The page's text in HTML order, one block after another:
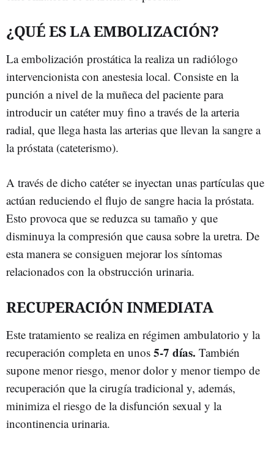
¿QUÉ ES LA EMBOLIZACIÓN?
La embolización prostática la realiza un radiólogo
intervencionista con anestesia local. Consiste en la
punción a nivel de la muñeca del paciente para
introducir un catéter muy fino a través de la arteria
radial, que llega hasta las arterias que llevan la sangre a
la próstata (cateterismo).
A través de dicho catéter se inyectan unas partículas que
actúan reduciendo el flujo de sangre hacia la próstata.
Esto provoca que se reduzca su tamaño y que
disminuya la compresión que causa sobre la uretra. De
esta manera se consiguen mejorar los síntomas
relacionados con la obstrucción urinaria.
RECUPERACIÓN INMEDIATA
Este tratamiento se realiza en régimen ambulatorio y la
recuperación completa en unos 5-7 días. También
supone menor riesgo, menor dolor y menor tiempo de
recuperación que la cirugía tradicional y, además,
minimiza el riesgo de la disfunción sexual y la
incontinencia urinaria.